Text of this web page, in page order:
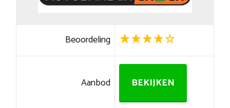
Beoordeling
Aanbod BEKIJKEN